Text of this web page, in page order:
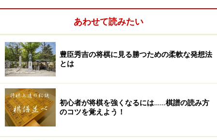
棋士至上という終点
あわせて読みたい
豊臣秀吉の将棋に見る勝つための柔軟な発想法
とは
初心者が将棋を強くなるには……棋譜の読み方
のコツを覚えよう！